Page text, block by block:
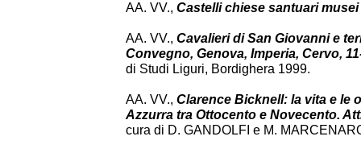
AA. VV., Castelli chiese santuari
AA. VV., Cavalieri di San Giovanni e
Convegno, Genova, Imperia, Cervo,
di Studi Liguri, Bordighera 1999.
AA. VV., Clarence Bicknell: la vita e le
Azzurra tra Ottocento e Novecento.
cura di D. GANDOLFI e M.